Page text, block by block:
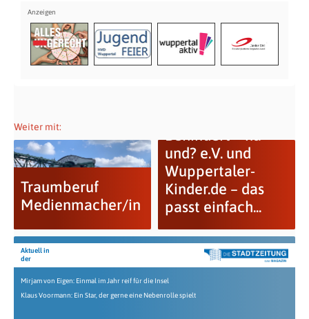
Weiter mit:
Traumberuf
Medienmacher/in
und? e.V. und
Wuppertaler-
Kinder.de – das
passt einfach...
Aktuell in
der
Mirjam von Eigen: Einmal im Jahr reif für die Insel
Klaus Voormann: Ein Star, der gerne eine Nebenrolle spielt